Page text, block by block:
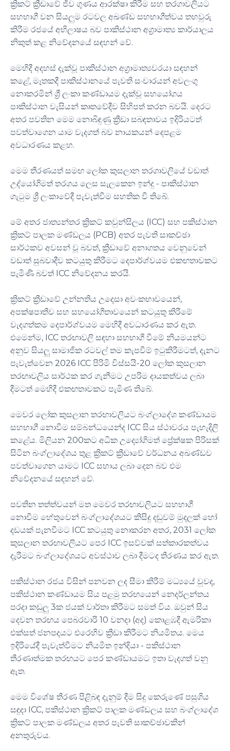
ක්‍රිකට් ක්‍රීඩාවේ ජීව ගුණය ආරක්ෂා කිරීම සහ තරගාවලියට
සහභාගී වන සියලුම රටවල අඛණ්ඩ සහභාගීත්වය තහවුරු
කිරීම රජයේ අභිලාෂය බව පාකිස්ථාන අග්‍රාමාත්‍ය කාර්යාලය
නිකුත් කළ නිවේදනයේ සඳහන් වේ.
මෙහිදී අදහස් දැක්වූ පාකිස්ථාන අග්‍රාමාත්‍යවරයා සඳහන්
කළේ, මෑතකදී පාකිස්ථානයේ පැවති සංචාරයන් අවලංගු
නොකරමින් ශ්‍රී ලංකා කණ්ඩායම දැක්වූ සහයෝගය
පාකිස්ථාන වැසියන් කෘතවේදීව සිහිපත් කරන බවයි. දෙරට
අතර පවතින මෙම නොබිඳුණු ක්‍රීඩා සබඳතාවය ඉදිරියටත්
පවත්වාගෙන යාම වැදගත් බව නායකයන් දෙපළම
අවධාරණය කළහ.
මෙම තීරණයත් සමඟ ලෝක කුසලාන තරගාවලියේ වඩාත්
උද්යෝගිමත් තරගය ලෙස සැලකෙන ඉන්දු - පාකිස්ථාන
ගැටුම ශ්‍රී ලංකාවේදී පැවැත්වීම සහතික වී තිබේ.
මේ අතර ජාත්‍යන්තර ක්‍රිකට් කවුන්සිලය (ICC) සහ පකිස්ථාන
ක්‍රිකට් පාලක මණ්ඩලය (PCB) අතර පැවති සාකච්ඡා
සාර්ථකව අවසන් වූ බවත්, ක්‍රීඩාවේ අනාගතය වෙනුවෙන්
වඩාත් සුබවාදීව කටයුතු කිරීමට දෙපාර්ශ්වයම එකඟතාවකට
පැමිණි බවත් ICC නිවේදනය කරයි.
ක්‍රිකට් ක්‍රීඩාවේ උන්නතිය උදෙසා අවංකභාවයෙන්,
අපක්ෂපාතීව සහ සහයෝගීතාවයෙන් කටයුතු කිරීමේ
වැදගත්කම දෙපාර්ශ්වයම මෙහිදී අවධාරණය කර ඇත.
එමෙන්ම, ICC තරඟාවලි සඳහා සහභාගී වීමේ නියමයන්ට
අනුව සියලු සාමාජික රටවල් තම කැපවීම් ඉටුකිරීමටත්, දැනට
පැවැත්වෙන 2026 ICC පිරිමි විස්සයි-20 ලෝක කුසලාන
තරඟාවලිය සාර්ථක කර ගැනීමට උපරිම දායකත්වය ලබා
දීමටත් මෙහිදී එකඟතාවකට පැමිණ තිබේ.
මෙවර ලෝක කුසලාන තරඟාවලියට බංග්ලාදේශ කණ්ඩායම
සහභාගී නොවීම සම්බන්ධයෙන්ද ICC සිය ස්ථාවරය පැහැදිලි
කළේය. මිලියන 200කට අධික උද්‍යෝගිමත් ප්‍රේක්ෂක පිරිසක්
සිටින බංග්ලාදේශය තුළ ක්‍රිකට් ක්‍රීඩාවේ වර්ධනය අඛණ්ඩව
පවත්වාගෙන යාමට ICC සහාය ලබා දෙන බව එම
නිවේදනයේ සඳහන් වේ.
පවතින තත්ත්වයන් මත මෙවර තරඟාවලියට සහභාගී
නොවීම හේතුවෙන් බංග්ලාදේශයට කිසිදු දඬුවම් මුදලක් හෝ
දඩයක් පැනවීමට ICC කටයුතු නොකරන අතර, 2031 ලෝක
කුසලාන තරඟාවලියට පෙර ICC ඉසව්වක් සත්කාරකත්වය
දැරීමට බංග්ලාදේශයට අවස්ථාව ලබා දීමටද තීරණය කර ඇත.
පකිස්ථාන රජය විසින් පනවන ලද සීමා කිරීම් මධ්‍යයේ වුවද,
පකිස්ථාන කණ්ඩායම සිය පළමු තරඟයෙන් නෙදර්ලන්තය
පරදා කඩුලු 3ක ජයක් වාර්තා කිරීමට සමත් විය. ඔවුන් සිය
දෙවන තරඟය පෙබරවාරි 10 වනදා (අද) කොළඹදී ඇමරිකා
එක්සත් ජනපදයට එරෙහිව ක්‍රීඩා කිරීමට නියමිතය. මෙය
ඉදිරියේදී පැවැත්වීමට නියමිත ඉන්දියා - පකිස්ථාන
තීරණාත්මක තරඟයට පෙර කණ්ඩායමට ඉතා වැදගත් වනු
ඇත.
මෙම විශේෂ තීරණ පිළිබඳ දැනුම් දීම සිදු කෙරුණේ පසුගිය
සඳුදා ICC, පකිස්ථාන ක්‍රිකට් පාලක මණ්ඩලය සහ බංග්ලාදේශ
ක්‍රිකට් පාලක මණ්ඩලය අතර පැවති සාකච්ඡාවකින්
අනතුරුවය.